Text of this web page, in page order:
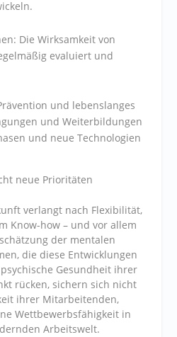
Die Wirksamkeit von
evaluiert und
und lebenslanges
und Weiterbildungen
und neue Technologien
neue Prioritäten
verlangt nach Flexibilität,
Know-how – und vor allem
der mentalen
die diese Entwicklungen
Gesundheit ihrer
rücken, sichern sich nicht
ihrer Mitarbeitenden,
Wettbewerbsfähigkeit in
Arbeitswelt.